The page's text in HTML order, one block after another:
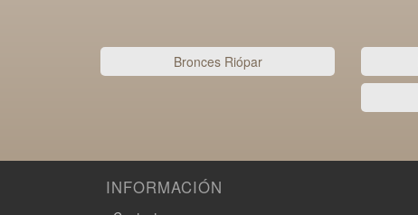
Bronces Riópar
INFORMACIÓN